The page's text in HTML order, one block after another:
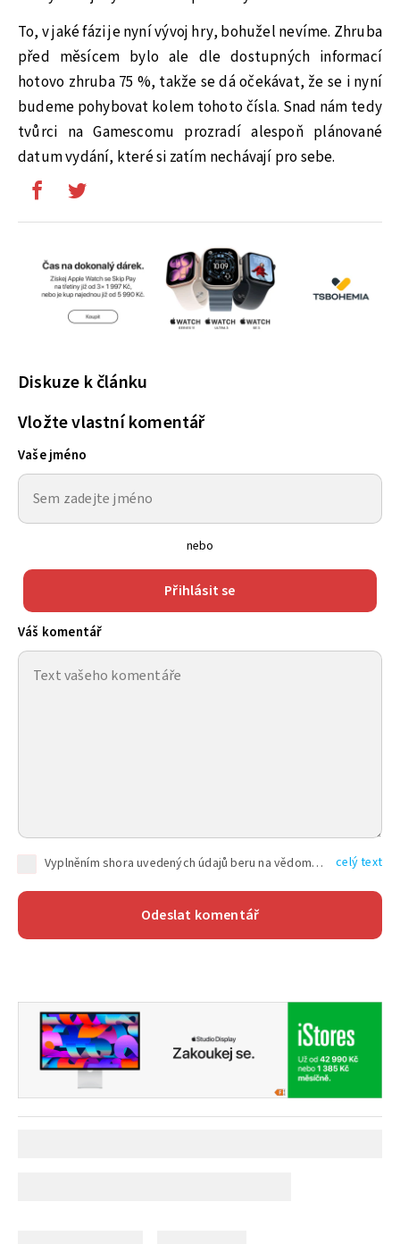
To, v jaké fázi je nyní vývoj hry, bohužel nevíme. Zhruba
před měsícem bylo ale dle dostupných informací
hotovo zhruba 75 %, takže se dá očekávat, že se i nyní
budeme pohybovat kolem tohoto čísla. Snad nám tedy
tvůrci na Gamescomu prozradí alespoň plánované
datum vydání, které si zatím nechávají pro sebe.
Diskuze k článku
Vložte vlastní komentář
Vaše jméno
nebo
Přihlásit se
Váš komentář
Vyplněním shora uvedených údajů beru na vědomí, že společnost TEXT FACTORY s.r.o., sídlem Brno, Durďákova 336/29, Černá Pole, PSČ: 613 00, IČ: 06157831, zapsané u Krajského soudu v Brně, oddíl C, vložka 100399, bude zpracovávat mé osobní údaje uvedené v rámci mnou vyplněného registračního formuláře na základě oprávněných zájmů TEXT FACTORY s.r.o. dle čl. 6 odst. 1 písm. f) GDPR a pro splnění právních povinností (čl. 6 odst. 1 písm. c) GDPR), a to pro tyto účely: nezbytnost zajistit oprávnění návštěvníka webových stránek provozovaných společností TEXT FACTORY s.r.o. přispívat aktivně ke zveřejněným článkům nebo v rámci diskusních fór a výkon práv TEXT FACTORY s.r.o. jako administrátora těchto diskusních fór. Více informací o zpracování osobních údajů a právech lze nalézt v celý text